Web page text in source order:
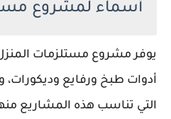
أسماء لمشروع
يوفر مشروع مستلزمات
أدوات طبخ ورفايع وديكورات،
التي تناسب هذه المشاريع